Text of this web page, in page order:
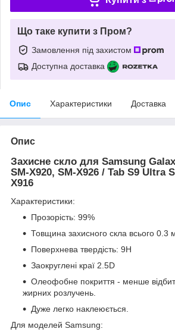
Що таке купити з Пром?
Замовлення під захистом
Доступна доставка
Опис Характеристики Доставка
Опис
Захисне скло для Samsung
SM-X920, SM-X926 / Tab S9 Ultra
X916
Характеристики:
Прозорість: 99%
Товщина захисного скла всього 0.3
Поверхнева твердість: 9Н
Заокруглені краї 2.5D
Олеофобне покриття - менше
жирних розлучень.
Дуже легко наклеюється.
Для моделей Samsung: